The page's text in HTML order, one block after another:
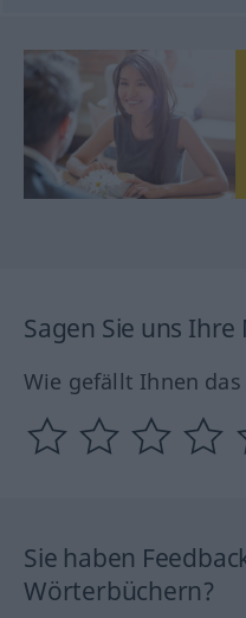
Sagen Sie uns
Wie gefällt Ihnen
Sie haben
Wörterbüchern?